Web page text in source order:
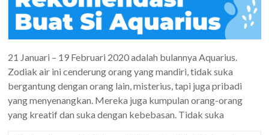
21 Januari – 19 Februari 2020 adalah bulannya Aquarius.
Zodiak air ini cenderung orang yang mandiri, tidak suka
bergantung dengan orang lain, misterius, tapi juga pribadi
yang menyenangkan. Mereka juga kumpulan orang-orang
yang kreatif dan suka dengan kebebasan. Tidak suka